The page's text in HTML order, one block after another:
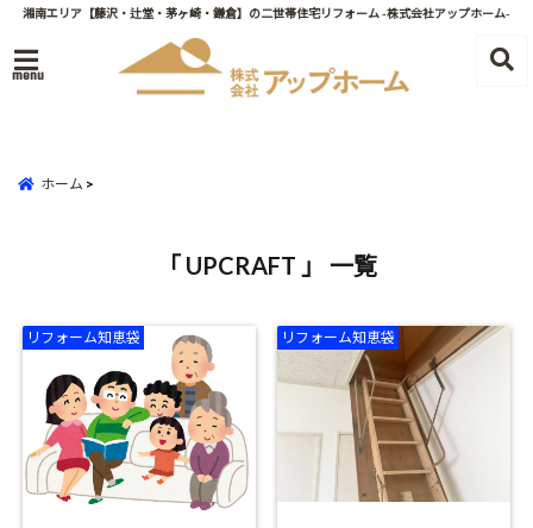
湘南エリア【藤沢・辻堂・茅ヶ崎・鎌倉】の二世帯住宅リフォーム -株式会社アップホーム-
menu
ホーム
「 UPCRAFT 」 一覧
リフォーム知恵袋 リフォーム知恵袋